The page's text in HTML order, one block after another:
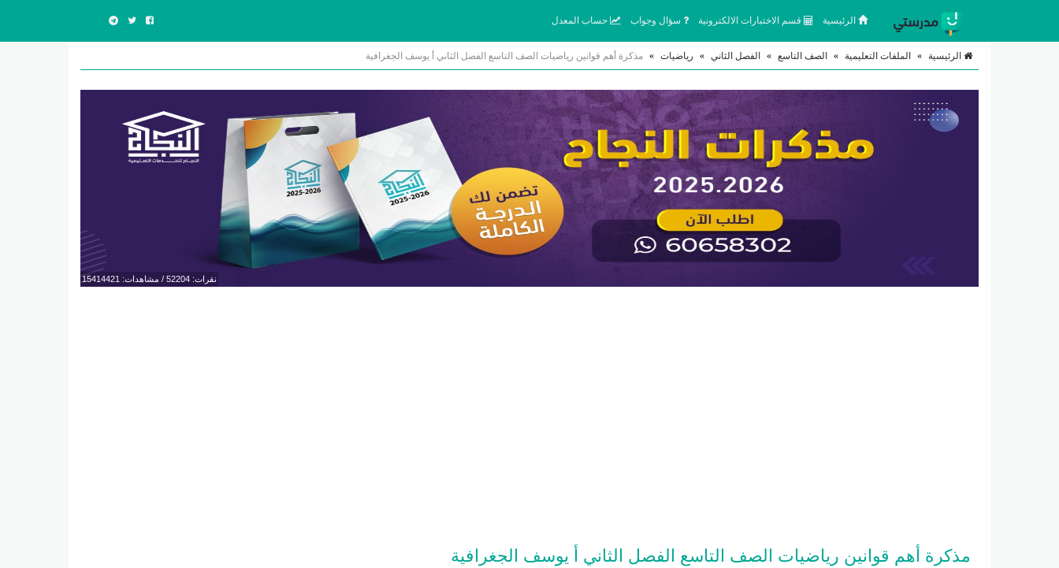
الرئيسية قسم الاختبارات الالكترونية سؤال وجواب حساب المعدل
الرئيسية » الملفات التعليمية » الصف التاسع » الفصل الثاني » رياضيات » مذكرة أهم قوانين رياضيات الصف التاسع الفصل الثاني أ يوسف الجغرافية
نقرات: 52204 / مشاهدات: 15414421
مذكرة أهم قوانين رياضيات الصف التاسع الفصل الثاني أ يوسف الجغرافية